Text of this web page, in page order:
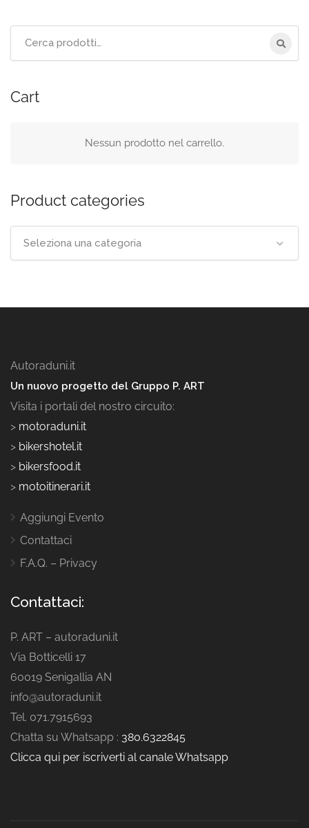
Cart
Nessun prodotto nel carrello.
Product categories
Seleziona una categoria
Autoraduni.it
Un nuovo progetto del Gruppo P. ART
Visita i portali del nostro circuito:
> motoraduni.it
> bikershotel.it
> bikersfood.it
> motoitinerari.it
Aggiungi Evento
Contattaci
F.A.Q. – Privacy
Contattaci:
P. ART – autoraduni.it
Via Botticelli 17
60019 Senigallia AN
info@autoraduni.it
Tel. 071.7915693
Chatta su Whatsapp : 380.6322845
Clicca qui per iscriverti al canale Whatsapp